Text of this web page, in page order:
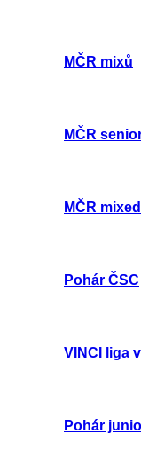
MČR mixů
MČR
MČR
Pohár ČSC
VINCI liga
Pohár